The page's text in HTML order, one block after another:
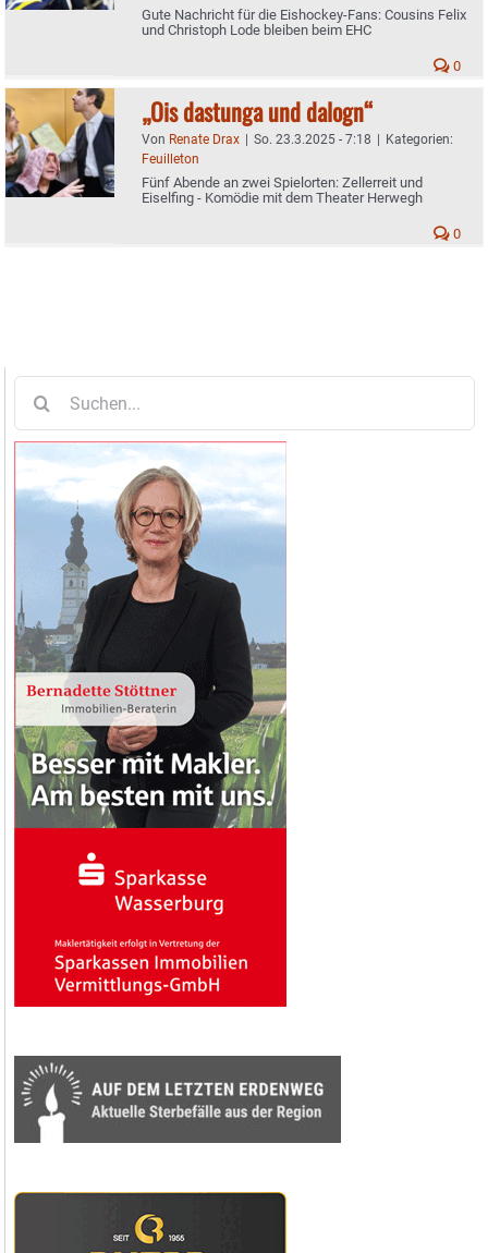
Gute Nachricht für die Eishockey-Fans: Cousins Felix
und Christoph Lode bleiben beim EHC
0
„Ois dastunga und dalogn“
Von Renate Drax | So. 23.3.2025 - 7:18 | Kategorien:
Feuilleton
Fünf Abende an zwei Spielorten: Zellerreit und
Eiselfing - Komödie mit dem Theater Herwegh
0
nach: